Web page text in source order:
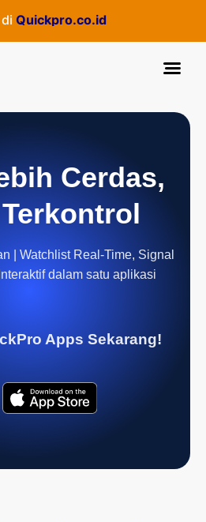
Cerdas,
| Watchlist Real-Time, Signal
dalam satu aplikasi
Apps Sekarang!